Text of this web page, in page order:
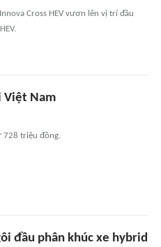
Cross HEV vươn lên vị trí đầu
Việt Nam
728 triệu đồng.
đầu phân khúc xe hybrid